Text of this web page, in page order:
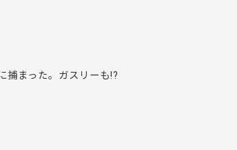
捕まった。ガスリーも!?